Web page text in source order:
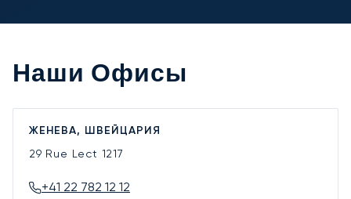
Наши Офисы
ЖЕНЕВА, ШВЕЙЦАРИЯ
29 Rue Lect 1217
+41 22 782 12 12